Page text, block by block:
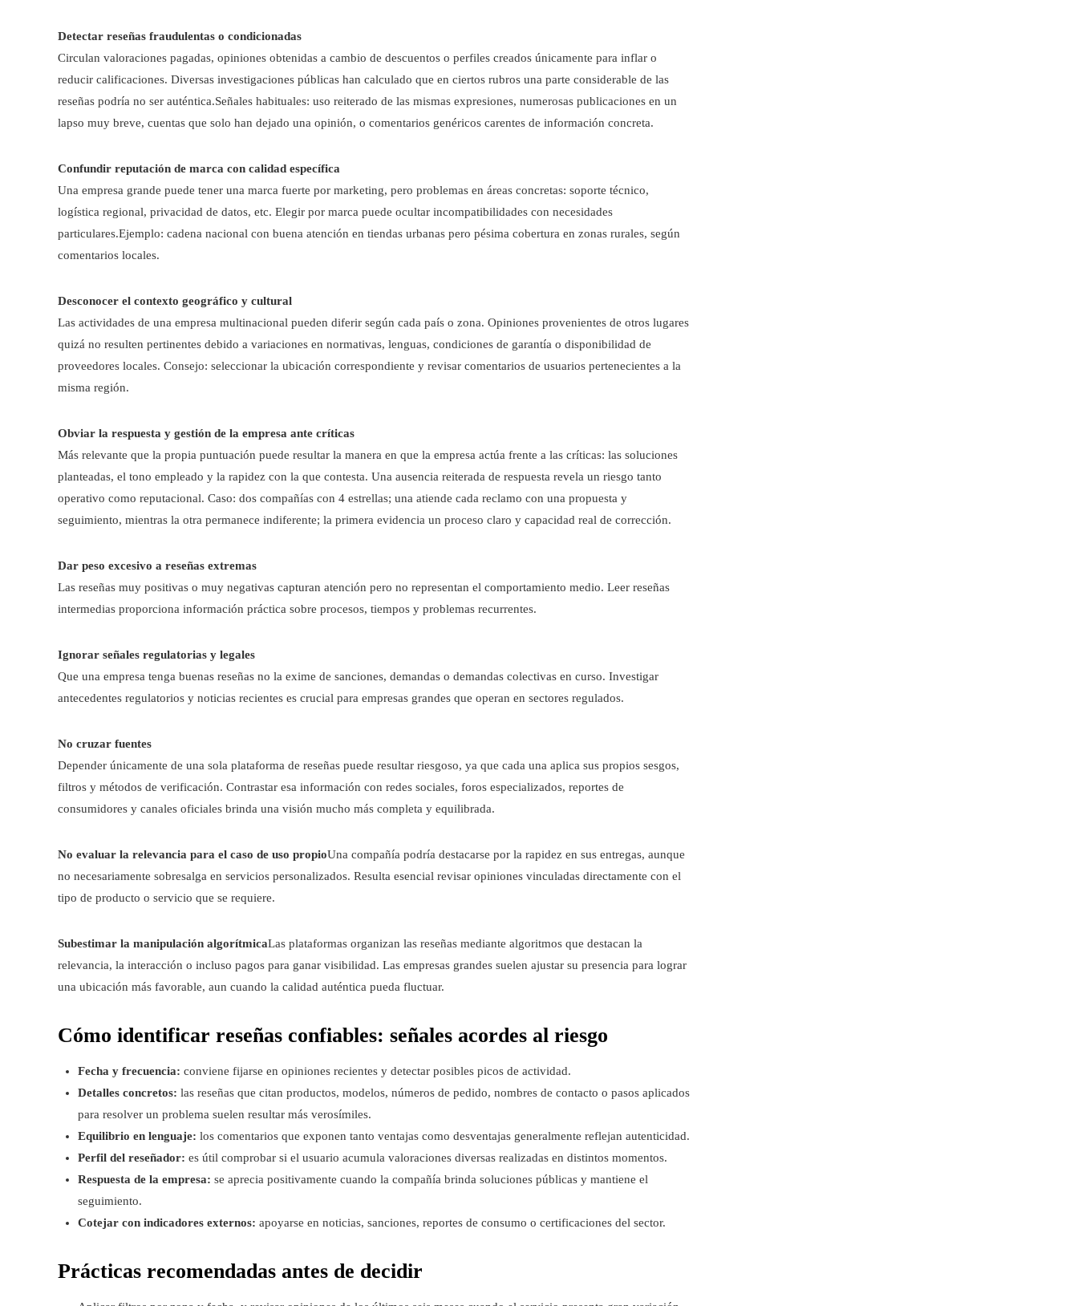
Detectar reseñas fraudulentas o condicionadas
Circulan valoraciones pagadas, opiniones obtenidas a cambio de descuentos o perfiles creados únicamente para inflar o
reducir calificaciones. Diversas investigaciones públicas han calculado que en ciertos rubros una parte considerable de las
reseñas podría no ser auténtica.Señales habituales: uso reiterado de las mismas expresiones, numerosas publicaciones en un
lapso muy breve, cuentas que solo han dejado una opinión, o comentarios genéricos carentes de información concreta.
Confundir reputación de marca con calidad específica
Una empresa grande puede tener una marca fuerte por marketing, pero problemas en áreas concretas: soporte técnico,
logística regional, privacidad de datos, etc. Elegir por marca puede ocultar incompatibilidades con necesidades
particulares.Ejemplo: cadena nacional con buena atención en tiendas urbanas pero pésima cobertura en zonas rurales, según
comentarios locales.
Desconocer el contexto geográfico y cultural
Las actividades de una empresa multinacional pueden diferir según cada país o zona. Opiniones provenientes de otros lugares
quizá no resulten pertinentes debido a variaciones en normativas, lenguas, condiciones de garantía o disponibilidad de
proveedores locales. Consejo: seleccionar la ubicación correspondiente y revisar comentarios de usuarios pertenecientes a la
misma región.
Obviar la respuesta y gestión de la empresa ante críticas
Más relevante que la propia puntuación puede resultar la manera en que la empresa actúa frente a las críticas: las soluciones
planteadas, el tono empleado y la rapidez con la que contesta. Una ausencia reiterada de respuesta revela un riesgo tanto
operativo como reputacional. Caso: dos compañías con 4 estrellas; una atiende cada reclamo con una propuesta y
seguimiento, mientras la otra permanece indiferente; la primera evidencia un proceso claro y capacidad real de corrección.
Dar peso excesivo a reseñas extremas
Las reseñas muy positivas o muy negativas capturan atención pero no representan el comportamiento medio. Leer reseñas
intermedias proporciona información práctica sobre procesos, tiempos y problemas recurrentes.
Ignorar señales regulatorias y legales
Que una empresa tenga buenas reseñas no la exime de sanciones, demandas o demandas colectivas en curso. Investigar
antecedentes regulatorios y noticias recientes es crucial para empresas grandes que operan en sectores regulados.
No cruzar fuentes
Depender únicamente de una sola plataforma de reseñas puede resultar riesgoso, ya que cada una aplica sus propios sesgos,
filtros y métodos de verificación. Contrastar esa información con redes sociales, foros especializados, reportes de
consumidores y canales oficiales brinda una visión mucho más completa y equilibrada.
No evaluar la relevancia para el caso de uso propioUna compañía podría destacarse por la rapidez en sus entregas, aunque
no necesariamente sobresalga en servicios personalizados. Resulta esencial revisar opiniones vinculadas directamente con el
tipo de producto o servicio que se requiere.
Subestimar la manipulación algorítmicaLas plataformas organizan las reseñas mediante algoritmos que destacan la
relevancia, la interacción o incluso pagos para ganar visibilidad. Las empresas grandes suelen ajustar su presencia para lograr
una ubicación más favorable, aun cuando la calidad auténtica pueda fluctuar.
Cómo identificar reseñas confiables: señales acordes al riesgo
Fecha y frecuencia: conviene fijarse en opiniones recientes y detectar posibles picos de actividad.
Detalles concretos: las reseñas que citan productos, modelos, números de pedido, nombres de contacto o pasos aplicados
para resolver un problema suelen resultar más verosímiles.
Equilibrio en lenguaje: los comentarios que exponen tanto ventajas como desventajas generalmente reflejan autenticidad.
Perfil del reseñador: es útil comprobar si el usuario acumula valoraciones diversas realizadas en distintos momentos.
Respuesta de la empresa: se aprecia positivamente cuando la compañía brinda soluciones públicas y mantiene el
seguimiento.
Cotejar con indicadores externos: apoyarse en noticias, sanciones, reportes de consumo o certificaciones del sector.
Prácticas recomendadas antes de decidir